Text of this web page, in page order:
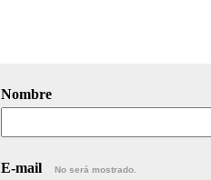
Nombre
E-mail No será mostrado.